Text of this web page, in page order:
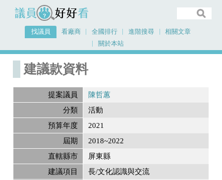
議員好好看
找議員 看廠商 全國排行 進階搜尋
相關文章
關於本站
首頁
建議款資料
提案議員
陳哲蕙
分類
活動
預算年度
2021
屆期
2018~2022
直轄縣市
屏東縣
建議項目
長/文化認識與交流